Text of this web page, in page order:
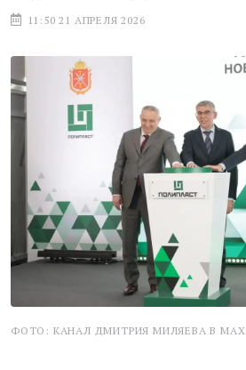
11:50 21 АПРЕЛЯ 2026
ФОТО: КАНАЛ ДМИТРИЯ МИЛЯЕВА В MAX